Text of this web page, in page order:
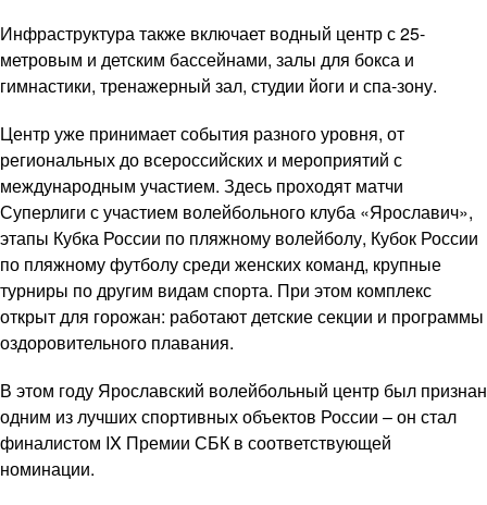
Инфраструктура также включает водный центр с 25-
метровым и детским бассейнами, залы для бокса и
гимнастики, тренажерный зал, студии йоги и спа-зону.
Центр уже принимает события разного уровня, от
региональных до всероссийских и мероприятий с
международным участием. Здесь проходят матчи
Суперлиги с участием волейбольного клуба «Ярославич»,
этапы Кубка России по пляжному волейболу, Кубок России
по пляжному футболу среди женских команд, крупные
турниры по другим видам спорта. При этом комплекс
открыт для горожан: работают детские секции и программы
оздоровительного плавания.
В этом году Ярославский волейбольный центр был признан
одним из лучших спортивных объектов России – он стал
финалистом IX Премии СБК в соответствующей
номинации.